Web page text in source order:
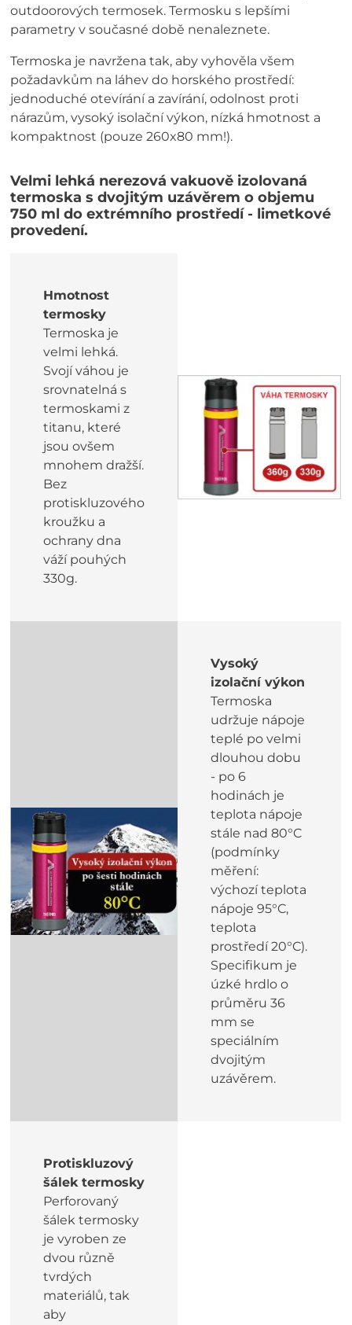
outdoorových termosek. Termosku s lepšími
parametry v současné době nenaleznete.
Termoska je navržena tak, aby vyhověla všem
požadavkům na láhev do horského prostředí:
jednoduché otevírání a zavírání, odolnost proti
nárazům, vysoký isolační výkon, nízká hmotnost a
kompaktnost (pouze 260x80 mm!).
Velmi lehká nerezová vakuově izolovaná
termoska s dvojitým uzávěrem o objemu
750 ml do extrémního prostředí - limetkové
provedení.
Hmotnost
termosky
Termoska je
velmi lehká.
Svojí váhou je
srovnatelná s
termoskami z
titanu, které
jsou ovšem
mnohem dražší.
Bez
protiskluzového
kroužku a
ochrany dna
váží pouhých
330g.
Vysoký
izolační výkon
Termoska
udržuje nápoje
teplé po velmi
dlouhou dobu
- po 6
hodinách je
teplota nápoje
stále nad 80°C
(podmínky
měření:
výchozí teplota
nápoje 95°C,
teplota
prostředí 20°C).
Specifikum je
úzké hrdlo o
průměru 36
mm se
speciálním
dvojitým
uzávěrem.
Protiskluzový
šálek termosky
Perforovaný
šálek termosky
je vyroben ze
dvou různě
tvrdých
materiálů, tak
aby